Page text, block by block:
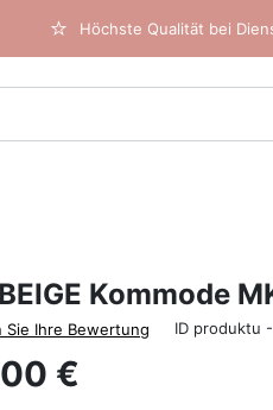
Höchste Qualität bei
Kommode
Sie Ihre Bewertung ID produktu
€